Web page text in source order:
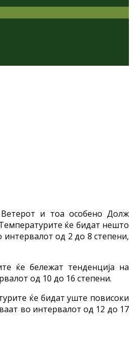
и тоа особено Долж
ќе бидат нешто
од 2 до 8 степени,
ќе бележат тенденција на
од 10 до 16 степени.
ќе бидат уште повисоки
во интервалот од 12 до 17